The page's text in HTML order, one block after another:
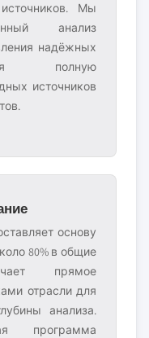
Мы
анализ
надёжных
полную
источников
основу
80% в общие
прямое
отрасли для
анализа.
программа